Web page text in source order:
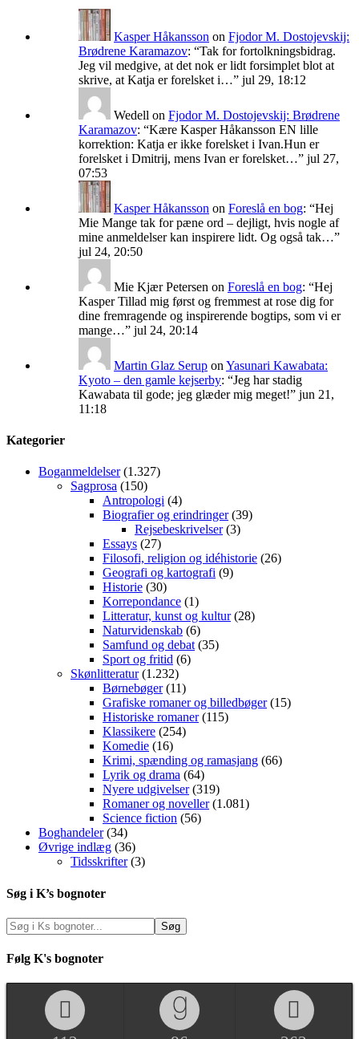
Kasper Håkansson on Fjodor M. Dostojevskij:
Brødrene Karamazov: “Tak for fortolkningsbidrag.
Jeg vil medgive, at det nok er lidt forsimplet blot at
skrive, at Katja er forelsket i…” jul 29, 18:12
Wedell on Fjodor M. Dostojevskij: Brødrene
Karamazov: “Kære Kasper Håkansson EN lille
korrektion: Katja er ikke forelsket i Ivan.Hun er
forelsket i Dmitrij, mens Ivan er forelsket…” jul 27,
07:53
Kasper Håkansson on Foreslå en bog: “Hej
Mie Mange tak for pæne ord – dejligt, hvis nogle af
mine anmeldelser kan inspirere lidt. Og også tak…”
jul 24, 20:50
Mie Kjær Petersen on Foreslå en bog: “Hej
Kasper Tillad mig først og fremmest at rose dig for
dine fremragende og inspirerende bogtips, som vi er
mange…” jul 24, 20:14
Martin Glaz Serup on Yasunari Kawabata:
Kyoto – den gamle kejserby: “Jeg har stadig
Kawabata til gode; jeg glæder mig meget!” jun 21,
11:18
Kategorier
Boganmeldelser(1.327)
Sagprosa (150)
Antropologi (4)
Biografier og erindringer(39)
Rejsebeskrivelser(3)
Essays (27)
Filosofi, religion og idéhistorie (26)
Geografi og kartografi (9)
Historie (30)
Korrepondance (1)
Litteratur, kunst og kultur(28)
Naturvidenskab (6)
Samfund og debat (35)
Sport og fritid (6)
Skønlitteratur(1.232)
Børnebøger(11)
Grafiske romaner og billedbøger(15)
Historiske romaner(115)
Klassikere (254)
Komedie (16)
Krimi, spænding og ramasjang (66)
Lyrik og drama (64)
Nyere udgivelser(319)
Romaner og noveller(1.081)
Science fiction (56)
Boghandeler(34)
Øvrige indlæg (36)
Tidsskrifter(3)
Søg i K’s bognoter
Følg K's bognoter